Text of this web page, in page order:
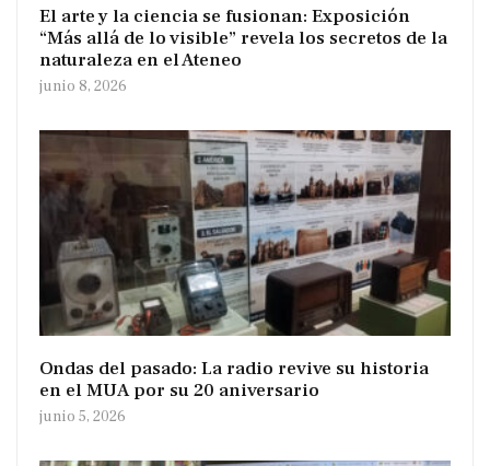
El arte y la ciencia se fusionan: Exposición
“Más allá de lo visible” revela los secretos de la
naturaleza en el Ateneo
junio 8, 2026
Ondas del pasado: La radio revive su historia
en el MUA por su 20 aniversario
junio 5, 2026